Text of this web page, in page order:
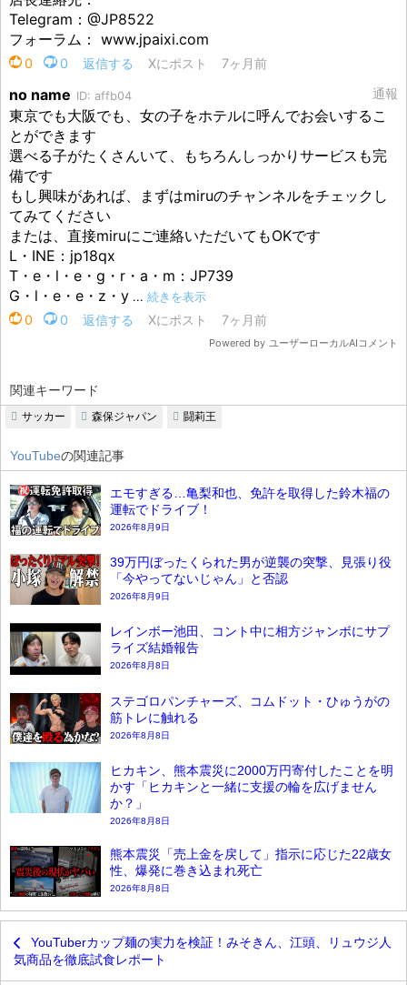
関連キーワード
サッカー 森保ジャパン 闘莉王
YouTubeの関連記事
エモすぎる…亀梨和也、免許を取得した鈴木福の
運転でドライブ！
2026年8月9日
39万円ぼったくられた男が逆襲の突撃、見張り役
「今やってないじゃん」と否認
2026年8月9日
レインボー池田、コント中に相方ジャンボにサプ
ライズ結婚報告
2026年8月8日
ステゴロパンチャーズ、コムドット・ひゅうがの
筋トレに触れる
2026年8月8日
ヒカキン、熊本震災に2000万円寄付したことを明
かす「ヒカキンと一緒に支援の輪を広げません
か？」
2026年8月8日
熊本震災「売上金を戻して」指示に応じた22歳女
性、爆発に巻き込まれ死亡
2026年8月8日
YouTuberカップ麺の実力を検証！みそきん、江頭、リュウジ人
気商品を徹底試食レポート